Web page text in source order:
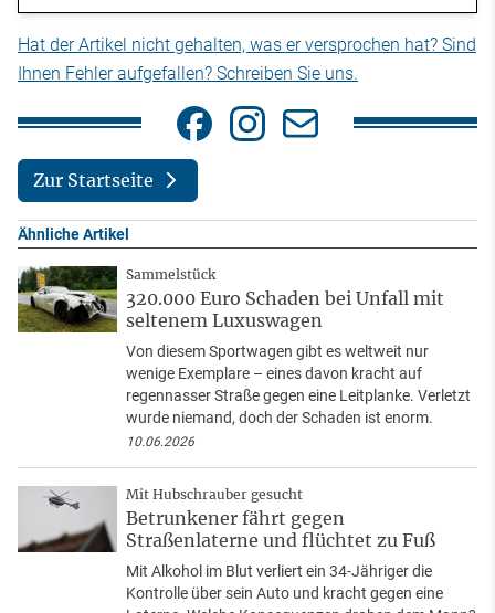
Hat der Artikel nicht gehalten, was er versprochen hat? Sind
Ihnen Fehler aufgefallen? Schreiben Sie uns.
Zur Startseite
Ähnliche Artikel
Sammelstück
320.000 Euro Schaden bei Unfall mit
seltenem Luxuswagen
Von diesem Sportwagen gibt es weltweit nur
wenige Exemplare – eines davon kracht auf
regennasser Straße gegen eine Leitplanke. Verletzt
wurde niemand, doch der Schaden ist enorm.
10.06.2026
Mit Hubschrauber gesucht
Betrunkener fährt gegen
Straßenlaterne und flüchtet zu Fuß
Mit Alkohol im Blut verliert ein 34-Jähriger die
Kontrolle über sein Auto und kracht gegen eine